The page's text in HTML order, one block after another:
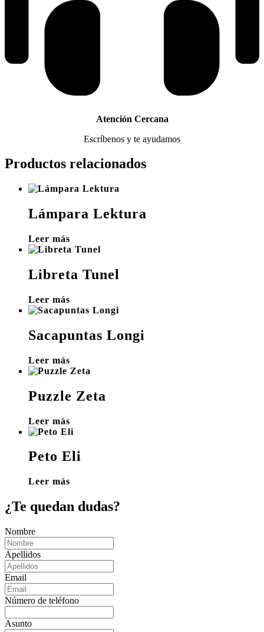
Atención Cercana
Escríbenos y te ayudamos
Productos relacionados
Lámpara Lektura
Leer más
Libreta Tunel
Leer más
Sacapuntas Longi
Leer más
Puzzle Zeta
Leer más
Peto Eli
Leer más
¿Te quedan dudas?
Nombre
Apellidos
Email
Número de teléfono
Asunto